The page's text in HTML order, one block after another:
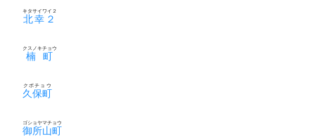
北幸２
キタサイワイ２
楠町
クスノキチョウ
久保町
クボチョウ
御所山町
ゴショヤマチョウ